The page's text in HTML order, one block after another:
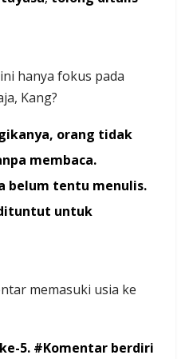
hanya fokus pada
Kang?
orang tidak
membaca.
belum tentu menulis.
untuk
memasuki usia ke
5. #Komentar berdiri